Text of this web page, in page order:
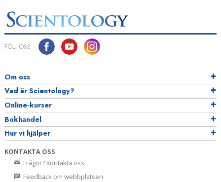
FÖLJ OSS
Om oss
Vad är Scientology?
Online-kurser
Bokhandel
Hur vi hjälper
KONTAKTA OSS
Frågor? Kontakta oss
Feedback om webbplatsen